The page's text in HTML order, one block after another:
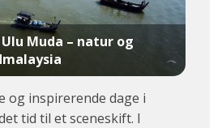
Muda – natur og
og inspirerende dage i
tid til et sceneskift. I